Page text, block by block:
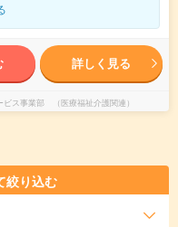
詳しく見る
ス事業部 （医療福祉介護関連）
絞り込む